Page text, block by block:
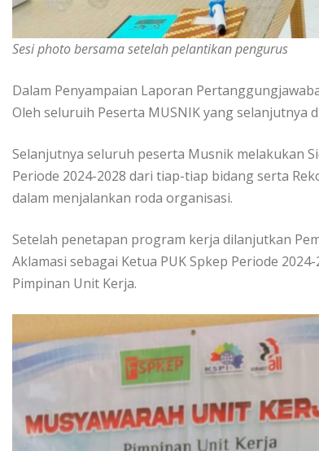
Sesi photo bersama setelah pelantikan pengurus
Dalam Penyampaian Laporan
Oleh seluruih Peserta MUSNIK yang selanjutnya
Selanjutnya seluruh peserta Musnik melakukan
Periode 2024-2028 dari tiap-tiap bidang serta
dalam menjalankan roda organisasi.
Setelah penetapan program kerja dilanjutkan
Aklamasi sebagai Ketua PUK Spkep Periode
Pimpinan Unit Kerja.